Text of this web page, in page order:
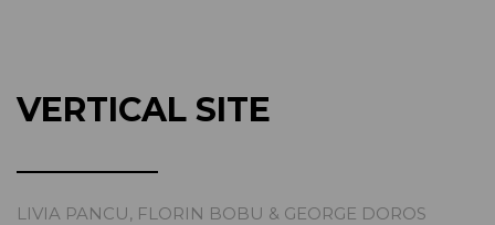
VERTICAL SITE
LIVIA PANCU, FLORIN BOBU & GEORGE DOROS